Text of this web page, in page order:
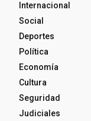
Internacional
Social
Deportes
Política
Economía
Cultura
Seguridad
Judiciales